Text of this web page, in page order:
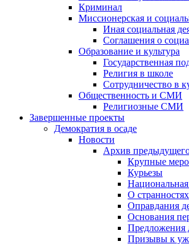
Криминал
Миссионерская и
Иная социальная
Соглашения о
Образование и культура
Государственная
Религия в школе
Сотрудничество в
Общественность и СМИ
Религиозные СМИ
Завершенные проекты
Демократия в осаде
Новости
Архив
Крупные
Курьезы
О
Оправдания
Основания
Предложения
Призывы к